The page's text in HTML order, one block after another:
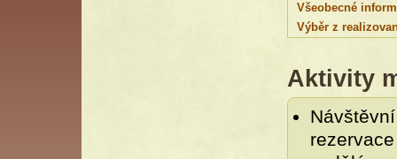
Všeobecné
Výběr z
Aktivity